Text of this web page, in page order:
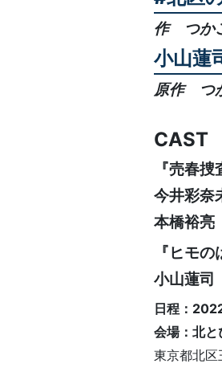
作 つか
小山蓮
原作 つ
CAST
『売春捜
今井彩奈
本橋裕
『ヒモの
小山蓮司
日程：
会場：北と
東京都北区